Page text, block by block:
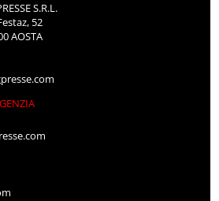
S.R.L.
52
AOSTA